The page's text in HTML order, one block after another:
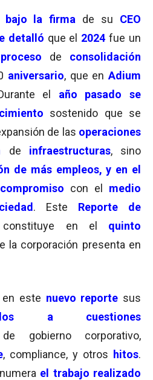
bajo la firma de su CEO
detalló que el 2024fue un
de consolidación
aniversario, que enAdium
el año pasado se
sostenido que se
de las operaciones
de infraestructuras, sino
de más empleos, y en el
compromiso con el
medio
. Este Reporte de
en el quinto
la corporación presenta en
en este nuevo reporte sus
a cuestiones
gobierno corporativo,
, compliance, y otros hitos.
el trabajo realizado